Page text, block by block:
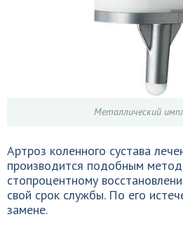
Металлический
Артроз коленного сустава
производится подобным
стопроцентному
свой срок службы. По его
замене.